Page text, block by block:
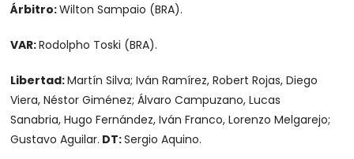
Árbitro:Wilton Sampaio (BRA).
VAR:Rodolpho Toski (BRA).
Libertad:Martín Silva; Iván Ramírez, Robert Rojas, Diego
Viera, Néstor Giménez; Álvaro Campuzano, Lucas
Sanabria, Hugo Fernández, Iván Franco, Lorenzo Melgarejo;
Gustavo Aguilar. DT:Sergio Aquino.